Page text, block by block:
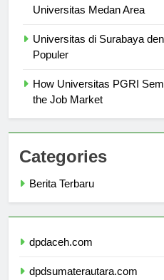
Temukan Program Studi
Universitas di Surabaya
How Universitas PGRI
Categories